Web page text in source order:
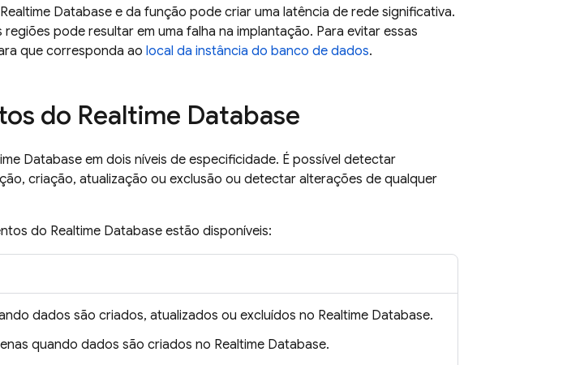
Realtime Database e da função pode criar uma latência de rede significativa.
regiões pode resultar em uma falha na implantação. Para evitar essas
que corresponda ao local da instância do banco de dados.
do Realtime Database
Databaseem dois níveis de especificidade. É possível detectar
criação, atualização ou exclusão ou detectar alterações de qualquer
do Realtime Database estão disponíveis:
dados são criados, atualizados ou excluídos no Realtime Database.
quando dados são criados no Realtime Database.